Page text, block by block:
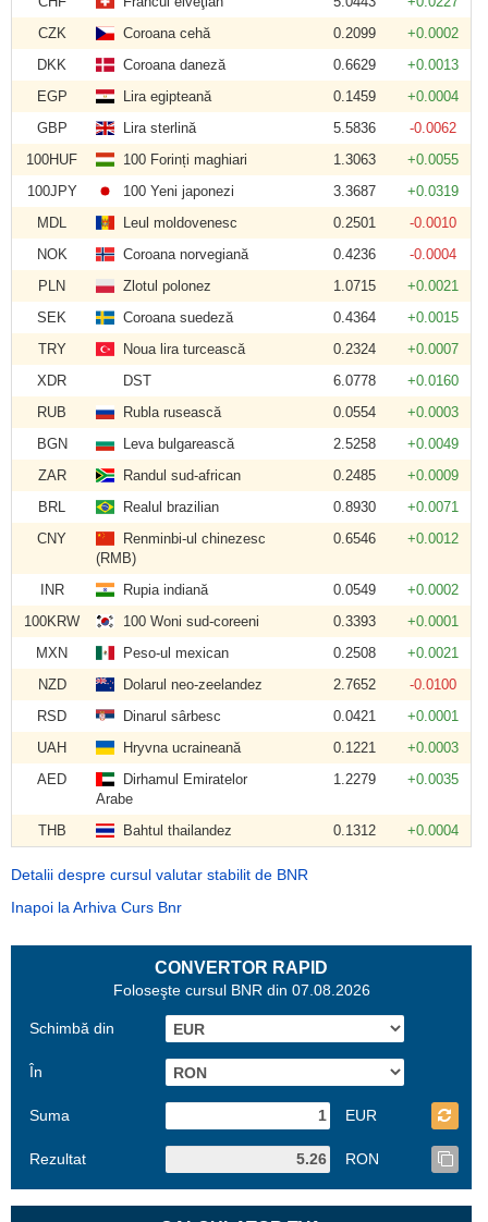
CZK
Coroana cehă 0.2099
+0.0002
DKK
Coroana daneză 0.6629
+0.0013
EGP
Lira egipteană 0.1459
+0.0004
GBP
Lira sterlină 5.5836
-0.0062
100HUF
100 Forinți maghiari 1.3063
+0.0055
100JPY
100 Yeni japonezi 3.3687
+0.0319
MDL
Leul moldovenesc 0.2501
-0.0010
NOK
Coroana norvegiană 0.4236
-0.0004
PLN
Zlotul polonez 1.0715
+0.0021
SEK
Coroana suedeză 0.4364
+0.0015
TRY
Noua lira turcească 0.2324
+0.0007
XDR
DST 6.0778
+0.0160
RUB
Rubla rusească 0.0554
+0.0003
BGN
Leva bulgarească 2.5258
+0.0049
ZAR
Randul sud-african 0.2485
+0.0009
BRL
Realul brazilian 0.8930
+0.0071
CNY
Renminbi-ul chinezesc
(RMB)
0.6546 +0.0012
INR Rupia indiană 0.0549
+0.0002
100KRW
100 Woni sud-coreeni 0.3393
+0.0001
MXN
Peso-ul mexican 0.2508
+0.0021
NZD
Dolarul neo-zeelandez 2.7652
-0.0100
RSD
Dinarul sârbesc 0.0421
+0.0001
UAH
Hryvna ucraineană 0.1221
+0.0003
AED
Dirhamul Emiratelor
Arabe
1.2279 +0.0035
THB Bahtul thailandez 0.1312 +0.0004
Detalii despre cursul valutar stabilit de BNR
Inapoi la Arhiva Curs Bnr
CONVERTOR RAPID
Foloseşte cursul BNR din 07.08.2026
Schimbă din
În
Suma EUR
Rezultat RON